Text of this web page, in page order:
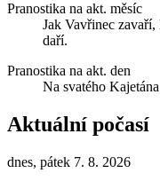
Pranostika na akt. měsíc
Jak Vavřinec
daří.
Pranostika na akt. den
Na svatého
Aktuální počasí
dnes, pátek 7. 8. 2026